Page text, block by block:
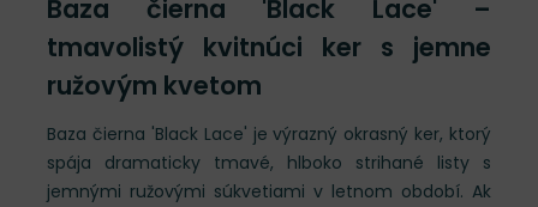
Baza čierna 'Black Lace' –
tmavolistý kvitnúci ker s jemne
ružovým kvetom
Baza čierna 'Black Lace' je výrazný okrasný ker, ktorý
spája dramaticky tmavé, hlboko strihané listy s
jemnými ružovými súkvetiami v letnom období. Ak